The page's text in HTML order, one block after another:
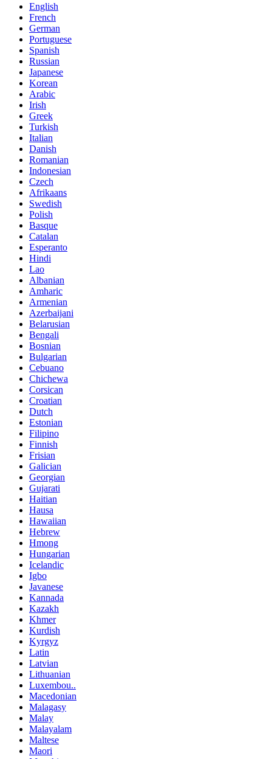
English
French
German
Portuguese
Spanish
Russian
Japanese
Korean
Arabic
Irish
Greek
Turkish
Italian
Danish
Romanian
Indonesian
Czech
Afrikaans
Swedish
Polish
Basque
Catalan
Esperanto
Hindi
Lao
Albanian
Amharic
Armenian
Azerbaijani
Belarusian
Bengali
Bosnian
Bulgarian
Cebuano
Chichewa
Corsican
Croatian
Dutch
Estonian
Filipino
Finnish
Frisian
Galician
Georgian
Gujarati
Haitian
Hausa
Hawaiian
Hebrew
Hmong
Hungarian
Icelandic
Igbo
Javanese
Kannada
Kazakh
Khmer
Kurdish
Kyrgyz
Latin
Latvian
Lithuanian
Luxembou..
Macedonian
Malagasy
Malay
Malayalam
Maltese
Maori